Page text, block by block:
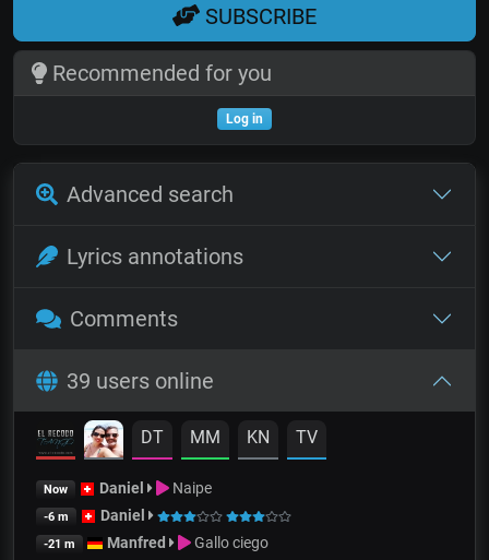
SUBSCRIBE
Recommended for you
Log in
Advanced search
Lyrics annotations
Comments
39 users online
DT MM KN TV
Now Daniel Naipe
-6 m Daniel
-21 m Manfred Gallo ciego